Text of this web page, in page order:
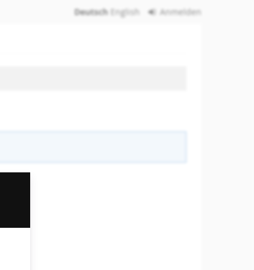
Deutsch English Anmelden